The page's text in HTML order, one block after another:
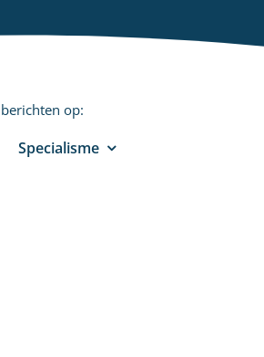
op:
Specialisme